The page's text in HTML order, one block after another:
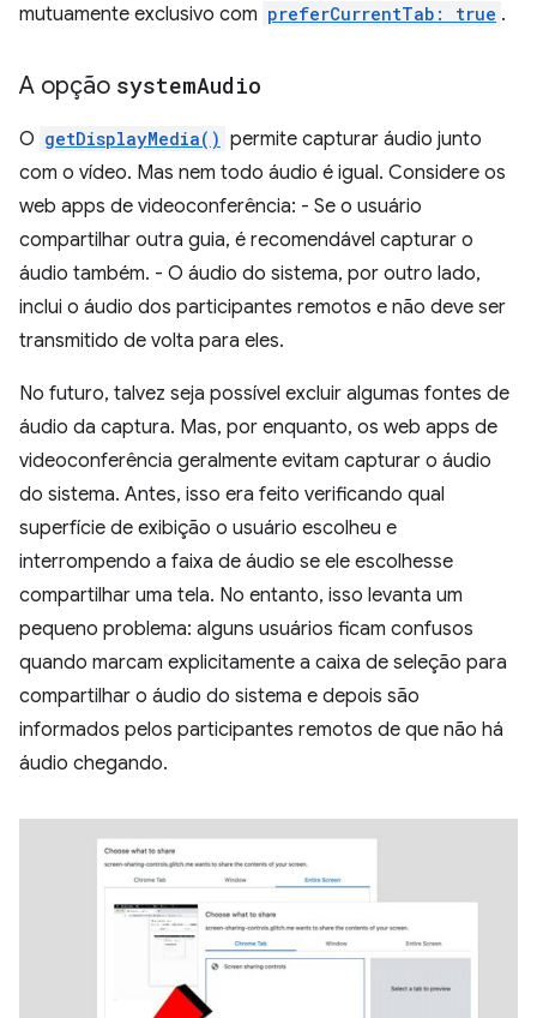
mutuamente exclusivo com preferCurrentTab: true .
A opção systemAudio
O getDisplayMedia() permite capturar áudio junto
com o vídeo. Mas nem todo áudio é igual. Considere os
web apps de videoconferência: - Se o usuário
compartilhar outra guia, é recomendável capturar o
áudio também. - O áudio do sistema, por outro lado,
inclui o áudio dos participantes remotos e não deve ser
transmitido de volta para eles.
No futuro, talvez seja possível excluir algumas fontes de
áudio da captura. Mas, por enquanto, os web apps de
videoconferência geralmente evitam capturar o áudio
do sistema. Antes, isso era feito verificando qual
superfície de exibição o usuário escolheu e
interrompendo a faixa de áudio se ele escolhesse
compartilhar uma tela. No entanto, isso levanta um
pequeno problema: alguns usuários ficam confusos
quando marcam explicitamente a caixa de seleção para
compartilhar o áudio do sistema e depois são
informados pelos participantes remotos de que não há
áudio chegando.